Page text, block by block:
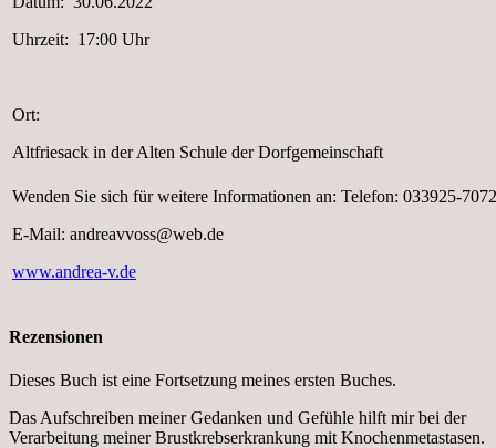
Uhrzeit: 17:00 Uhr
Ort:
Altfriesack in der Alten Schule der Dorfgemeinschaft
Wenden Sie sich für weitere Informationen an: Telefon: 033925-
E-Mail: andreavvoss@web.de
www.andrea-v.de
Rezensionen
Dieses Buch ist eine Fortsetzung meines ersten Buches.
Das Aufschreiben meiner Gedanken und Gefühle hilft mir bei der
Verarbeitung meiner Brustkrebserkrankung mit Knochenmetastasen.